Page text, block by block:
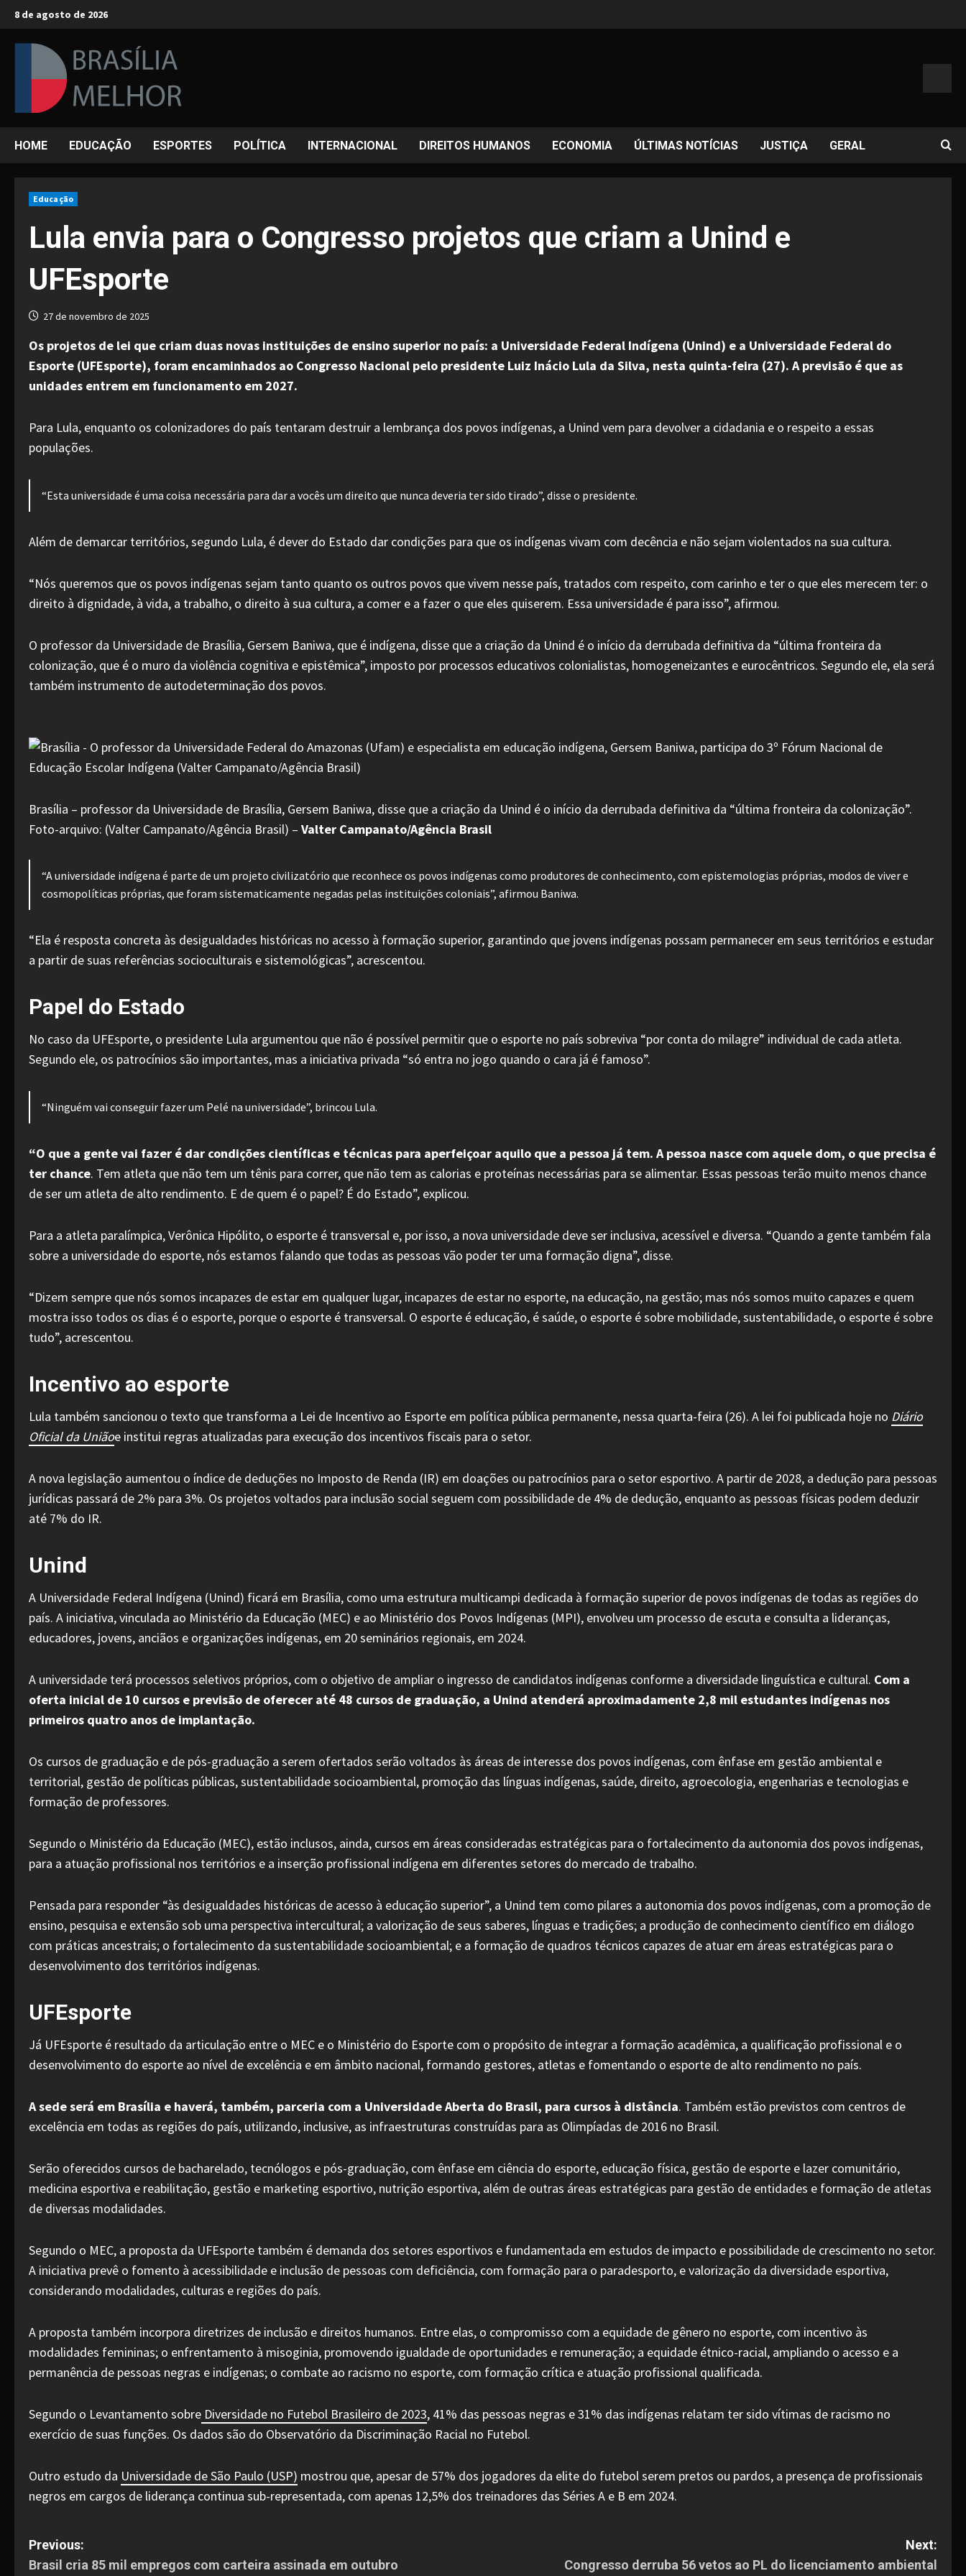
Skip
content
8 de agosto de 2026
HOME EDUCAÇÃO ESPORTES POLÍTICA INTERNACIONAL DIREITOS HUMANOS ECONOMIA ÚLTIMAS NOTÍCIAS JUSTIÇA GERAL
Educação
Lula envia para o Congresso projetos que criam a Unind e
UFEsporte
27 de novembro de 2025
Os projetos de lei que criam duas novas instituições de ensino superior no país: a Universidade Federal Indígena (Unind) e a Universidade Federal do
Esporte (UFEsporte), foram encaminhados ao Congresso Nacional pelo presidente Luiz Inácio Lula da Silva, nesta quinta-feira (27). A previsão é que as
unidades entrem em funcionamento em 2027.
Para Lula, enquanto os colonizadores do país tentaram destruir a lembrança dos povos indígenas, a Unind vem para devolver a cidadania e o respeito a essas
populações.
“Esta universidade é uma coisa necessária para dar a vocês um direito que nunca deveria ter sido tirado”, disse o presidente.
Além de demarcar territórios, segundo Lula, é dever do Estado dar condições para que os indígenas vivam com decência e não sejam violentados na sua cultura.
“Nós queremos que os povos indígenas sejam tanto quanto os outros povos que vivem nesse país, tratados com respeito, com carinho e ter o que eles merecem ter: o
direito à dignidade, à vida, a trabalho, o direito à sua cultura, a comer e a fazer o que eles quiserem. Essa universidade é para isso”, afirmou.
O professor da Universidade de Brasília, Gersem Baniwa, que é indígena, disse que a criação da Unind é o início da derrubada definitiva da “última fronteira da
colonização, que é o muro da violência cognitiva e epistêmica”, imposto por processos educativos colonialistas, homogeneizantes e eurocêntricos. Segundo ele, ela será
também instrumento de autodeterminação dos povos.
Brasília – professor da Universidade de Brasília, Gersem Baniwa, disse que a criação da Unind é o início da derrubada definitiva da “última fronteira da colonização”.
Foto-arquivo: (Valter Campanato/Agência Brasil) – Valter Campanato/Agência Brasil
“A universidade indígena é parte de um projeto civilizatório que reconhece os povos indígenas como produtores de conhecimento, com epistemologias próprias, modos de viver e
cosmopolíticas próprias, que foram sistematicamente negadas pelas instituições coloniais”, afirmou Baniwa.
“Ela é resposta concreta às desigualdades históricas no acesso à formação superior, garantindo que jovens indígenas possam permanecer em seus territórios e estudar
a partir de suas referências socioculturais e sistemológicas”, acrescentou.
Papel do Estado
No caso da UFEsporte, o presidente Lula argumentou que não é possível permitir que o esporte no país sobreviva “por conta do milagre” individual de cada atleta.
Segundo ele, os patrocínios são importantes, mas a iniciativa privada “só entra no jogo quando o cara já é famoso”.
“Ninguém vai conseguir fazer um Pelé na universidade”, brincou Lula.
“O que a gente vai fazer é dar condições científicas e técnicas para aperfeiçoar aquilo que a pessoa já tem. A pessoa nasce com aquele dom, o que precisa é
ter chance. Tem atleta que não tem um tênis para correr, que não tem as calorias e proteínas necessárias para se alimentar. Essas pessoas terão muito menos chance
de ser um atleta de alto rendimento. E de quem é o papel? É do Estado”, explicou.
Para a atleta paralímpica, Verônica Hipólito, o esporte é transversal e, por isso, a nova universidade deve ser inclusiva, acessível e diversa. “Quando a gente também fala
sobre a universidade do esporte, nós estamos falando que todas as pessoas vão poder ter uma formação digna”, disse.
“Dizem sempre que nós somos incapazes de estar em qualquer lugar, incapazes de estar no esporte, na educação, na gestão; mas nós somos muito capazes e quem
mostra isso todos os dias é o esporte, porque o esporte é transversal. O esporte é educação, é saúde, o esporte é sobre mobilidade, sustentabilidade, o esporte é sobre
tudo”, acrescentou.
Incentivo ao esporte
Lula também sancionou o texto que transforma a Lei de Incentivo ao Esporte em política pública permanente, nessa quarta-feira (26). A lei foi publicada hoje no Diário
Oficial da Uniãoe institui regras atualizadas para execução dos incentivos fiscais para o setor.
A nova legislação aumentou o índice de deduções no Imposto de Renda (IR) em doações ou patrocínios para o setor esportivo. A partir de 2028, a dedução para pessoas
jurídicas passará de 2% para 3%. Os projetos voltados para inclusão social seguem com possibilidade de 4% de dedução, enquanto as pessoas físicas podem deduzir
até 7% do IR.
Unind
A Universidade Federal Indígena (Unind) ficará em Brasília, como uma estrutura multicampi dedicada à formação superior de povos indígenas de todas as regiões do
país. A iniciativa, vinculada ao Ministério da Educação (MEC) e ao Ministério dos Povos Indígenas (MPI), envolveu um processo de escuta e consulta a lideranças,
educadores, jovens, anciãos e organizações indígenas, em 20 seminários regionais, em 2024.
A universidade terá processos seletivos próprios, com o objetivo de ampliar o ingresso de candidatos indígenas conforme a diversidade linguística e cultural. Com a
oferta inicial de 10 cursos e previsão de oferecer até 48 cursos de graduação, a Unind atenderá aproximadamente 2,8 mil estudantes indígenas nos
primeiros quatro anos de implantação.
Os cursos de graduação e de pós-graduação a serem ofertados serão voltados às áreas de interesse dos povos indígenas, com ênfase em gestão ambiental e
territorial, gestão de políticas públicas, sustentabilidade socioambiental, promoção das línguas indígenas, saúde, direito, agroecologia, engenharias e tecnologias e
formação de professores.
Segundo o Ministério da Educação (MEC), estão inclusos, ainda, cursos em áreas consideradas estratégicas para o fortalecimento da autonomia dos povos indígenas,
para a atuação profissional nos territórios e a inserção profissional indígena em diferentes setores do mercado de trabalho.
Pensada para responder “às desigualdades históricas de acesso à educação superior”, a Unind tem como pilares a autonomia dos povos indígenas, com a promoção de
ensino, pesquisa e extensão sob uma perspectiva intercultural; a valorização de seus saberes, línguas e tradições; a produção de conhecimento científico em diálogo
com práticas ancestrais; o fortalecimento da sustentabilidade socioambiental; e a formação de quadros técnicos capazes de atuar em áreas estratégicas para o
desenvolvimento dos territórios indígenas.
UFEsporte
Já UFEsporte é resultado da articulação entre o MEC e o Ministério do Esporte com o propósito de integrar a formação acadêmica, a qualificação profissional e o
desenvolvimento do esporte ao nível de excelência e em âmbito nacional, formando gestores, atletas e fomentando o esporte de alto rendimento no país.
A sede será em Brasília e haverá, também, parceria com a Universidade Aberta do Brasil, para cursos à distância. Também estão previstos com centros de
excelência em todas as regiões do país, utilizando, inclusive, as infraestruturas construídas para as Olimpíadas de 2016 no Brasil.
Serão oferecidos cursos de bacharelado, tecnólogos e pós-graduação, com ênfase em ciência do esporte, educação física, gestão de esporte e lazer comunitário,
medicina esportiva e reabilitação, gestão e marketing esportivo, nutrição esportiva, além de outras áreas estratégicas para gestão de entidades e formação de atletas
de diversas modalidades.
Segundo o MEC, a proposta da UFEsporte também é demanda dos setores esportivos e fundamentada em estudos de impacto e possibilidade de crescimento no setor.
A iniciativa prevê o fomento à acessibilidade e inclusão de pessoas com deficiência, com formação para o paradesporto, e valorização da diversidade esportiva,
considerando modalidades, culturas e regiões do país.
A proposta também incorpora diretrizes de inclusão e direitos humanos. Entre elas, o compromisso com a equidade de gênero no esporte, com incentivo às
modalidades femininas; o enfrentamento à misoginia, promovendo igualdade de oportunidades e remuneração; a equidade étnico-racial, ampliando o acesso e a
permanência de pessoas negras e indígenas; o combate ao racismo no esporte, com formação crítica e atuação profissional qualificada.
Segundo o Levantamento sobre Diversidade no Futebol Brasileiro de 2023, 41% das pessoas negras e 31% das indígenas relatam ter sido vítimas de racismo no
exercício de suas funções. Os dados são do Observatório da Discriminação Racial no Futebol.
Outro estudo da Universidade de São Paulo (USP) mostrou que, apesar de 57% dos jogadores da elite do futebol serem pretos ou pardos, a presença de profissionais
negros em cargos de liderança continua sub-representada, com apenas 12,5% dos treinadores das Séries A e B em 2024.
P
Previous:
Brasil cria 85 mil empregos com carteira assinada em outubro
Next:
Congresso derruba 56 vetos ao PL do licenciamento ambiental